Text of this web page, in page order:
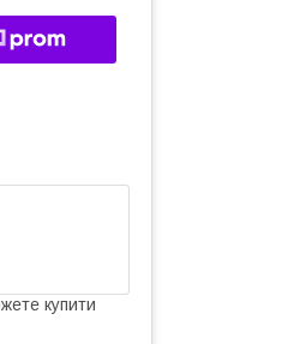
купити